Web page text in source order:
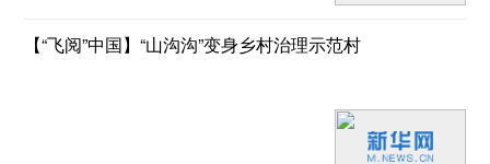
【“飞阅”中国】“山沟沟”变身乡村治理示范村